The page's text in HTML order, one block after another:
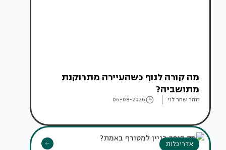
מה קורה לנוף כשהעיירה מתרוקנת
מתושביה?
זוהר שחר לוי 06-08-2026
אדריכלות